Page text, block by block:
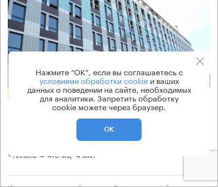
Еще фото
БЕЗ КОМИССИИ
Бизнес-центр
Варшавское 141А к1
Москва, Варшавское шоссе, 141А к1
Аннино → 410 м 4 мин
Нажмите “ОК”, если вы соглашаетесь с
условиями обработки cookieи ваших
данных о поведении на сайте, необходимых
для аналитики. Запретить обработку
cookie можете через браузер.
ОК